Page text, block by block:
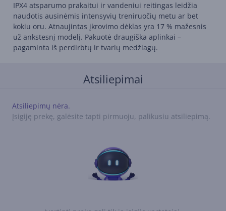
IPX4 atsparumo prakaitui ir vandeniui reitingas leidžia
naudotis ausinėmis intensyvių treniruočių metu ar bet
kokiu oru. Atnaujintas įkrovimo dėklas yra 17 % mažesnis
už ankstesnį modelį. Pakuotė draugiška aplinkai –
pagaminta iš perdirbtų ir tvarių medžiagų.
Atsiliepimai
Atsiliepimų nėra.
Įsigiję prekę, galėsite tapti pirmuoju, palikusiu atsiliepimą.